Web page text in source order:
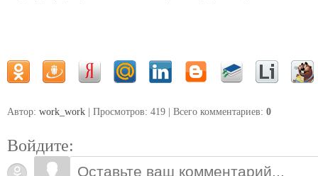
Автор: work_work | Просмотров: 419 | Всего комментариев: 0
Войдите: